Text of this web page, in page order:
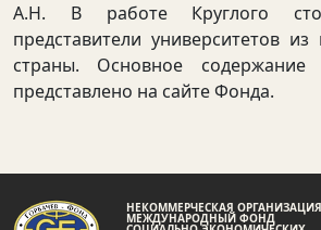
А.Н. В работе Круглого
представители университетов
страны. Основное содержание
представлено на сайте Фонда.
НЕКОММЕРЧЕСКАЯ ОРГАНИЗАЦИЯ
МЕЖДУНАРОДНЫЙ ФОНД